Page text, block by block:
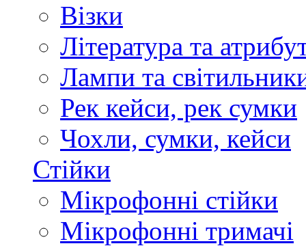
Візки
Література та
Лампи та
Рек кейси, рек сумки
Чохли, сумки, кейси
Стійки
Мікрофонні стійки
Мікрофонні тримачі